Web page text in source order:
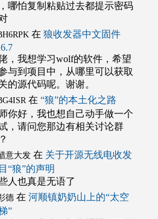
哪怕复制粘贴过去都提示密码
在 狼收发器中文固件
，我想学习wolf的软件，希望
与到项目中，从哪里可以获取
的源代码呢。谢谢。
在 “狼”的本土化之路
你好，我也想自己动手做一个
，请问您那边有相关讨论群
意大发在 关于开源无线电收发
“狼”的声明
人也真是无语了
德在 河顺镇奶奶山上的“太空
”